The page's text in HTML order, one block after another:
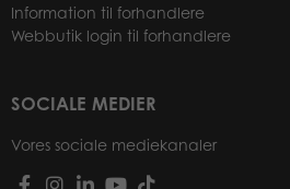
Information til forhandlere
Webbutik login til forhandlere
SOCIALE MEDIER
Vores sociale mediekanaler